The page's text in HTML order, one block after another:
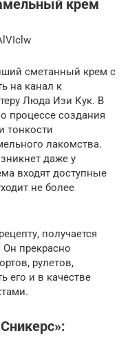
крем
сметанный крем с
на канал к
Люда Изи Кук. В
процессе создания
тонкости
лакомства.
даже у
входят доступные
не более
получается
прекрасно
рулетов,
его и в качестве